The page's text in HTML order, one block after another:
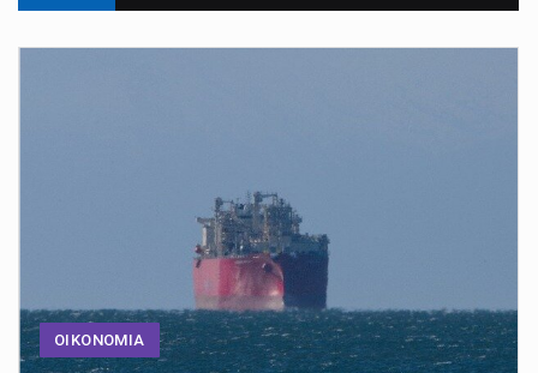
ΟΙΚΟΝΟΜΙΑ